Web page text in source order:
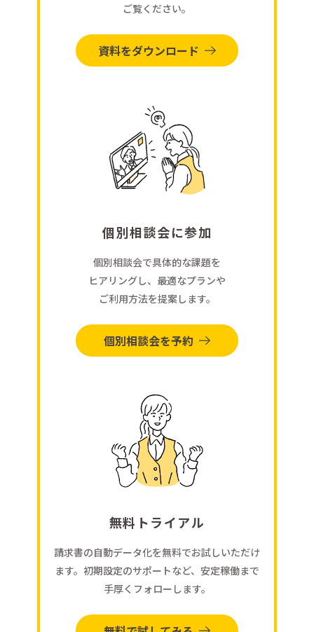
ご覧ください。
資料をダウンロード
個別相談会に参加
個別相談会で具体的な課題を
ヒアリングし、最適なプランや
ご利用方法を提案します。
個別相談会を予約
無料トライアル
請求書の自動データ化を無料でお試しいただけ
ます。初期設定のサポートなど、安定稼働まで
手厚くフォローします。